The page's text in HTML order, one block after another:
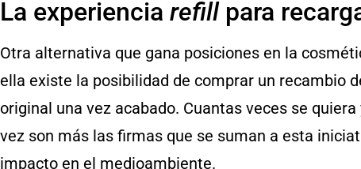
La experiencia refillpara
Otra alternativa que gana posiciones en la
ella existe la posibilidad de comprar un recambio
original una vez acabado. Cuantas veces se quiera
vez son más las firmas que se suman a esta
impacto en el medioambiente.